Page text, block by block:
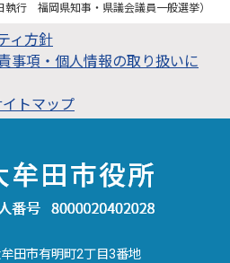
執行 福岡県知事・県議会議員一般選挙）
ィ方針
事項・個人情報の取り扱いに
イトマップ
田市有明町2丁目3番地